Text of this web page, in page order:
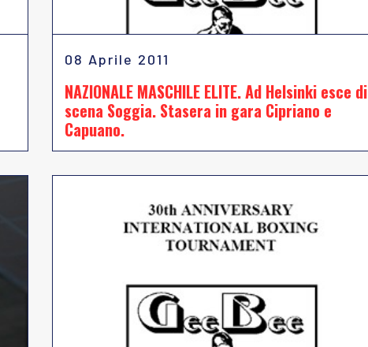
08 Aprile 2011
NAZIONALE MASCHILE ELITE. Ad Helsinki esce di
scena Soggia. Stasera in gara Cipriano e
Capuano.